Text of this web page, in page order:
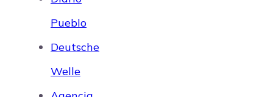
Pueblo
Deutsche
Welle